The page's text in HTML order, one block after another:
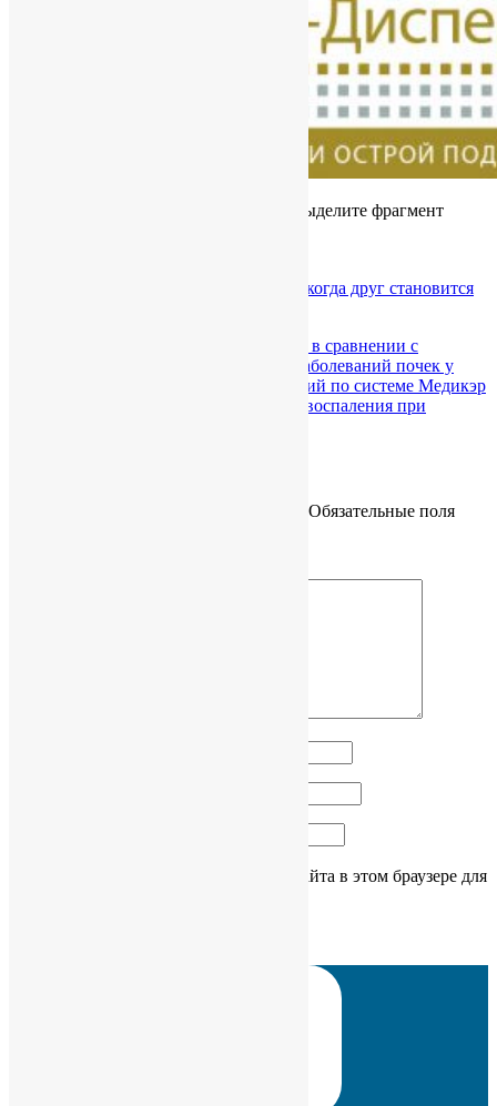
Если вы нашли ошибку, пожалуйста, выделите фрагмент
Мочевая кислота — когда друг становится
Эффективность аллопуринола в сравнении с
фебуксостатом в профилактике заболеваний почек у
пожилых людей: анализ обращений по системе Медикэр
Что определяет разный характер воспаления при
Обязательные поля
Сохранить моё имя, email и адрес сайта в этом браузере для